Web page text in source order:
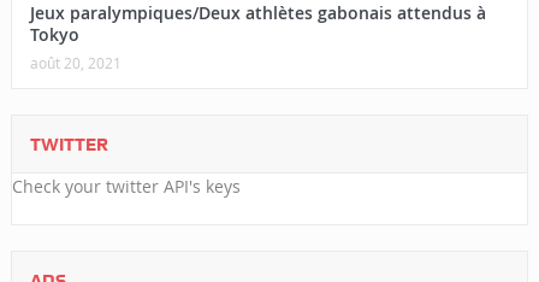
Jeux paralympiques/Deux athlètes gabonais attendus à
Tokyo
août 20, 2021
TWITTER
Check your twitter API's keys